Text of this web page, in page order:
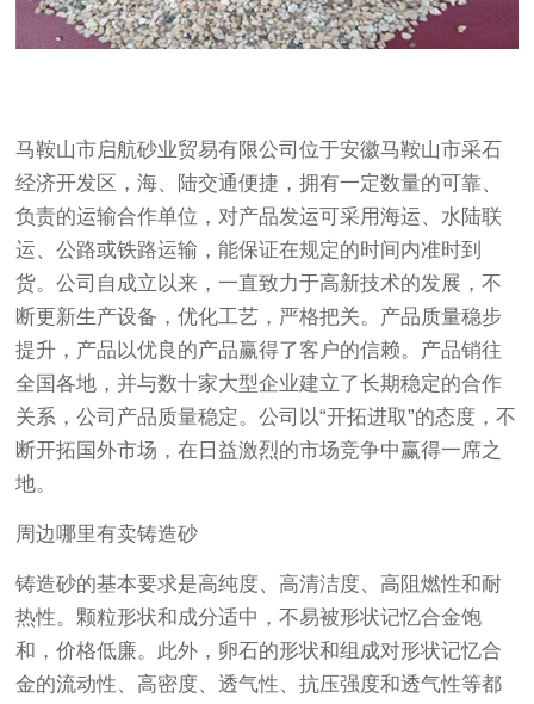
马鞍山市启航砂业贸易有限公司位于安徽马鞍山市采石
经济开发区，海、陆交通便捷，拥有一定数量的可靠、
负责的运输合作单位，对产品发运可采用海运、水陆联
运、公路或铁路运输，能保证在规定的时间内准时到
货。公司自成立以来，一直致力于高新技术的发展，不
断更新生产设备，优化工艺，严格把关。产品质量稳步
提升，产品以优良的产品赢得了客户的信赖。产品销往
全国各地，并与数十家大型企业建立了长期稳定的合作
关系，公司产品质量稳定。公司以“开拓进取”的态度，不
断开拓国外市场，在日益激烈的市场竞争中赢得一席之
地。
周边哪里有卖铸造砂
铸造砂的基本要求是高纯度、高清洁度、高阻燃性和耐
热性。颗粒形状和成分适中，不易被形状记忆合金饱
和，价格低廉。此外，卵石的形状和组成对形状记忆合
金的流动性、高密度、透气性、抗压强度和透气性等都